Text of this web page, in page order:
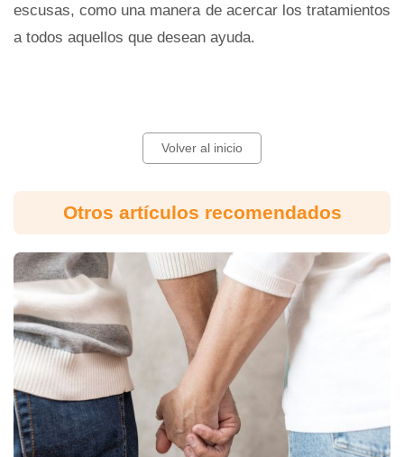
escusas, como una manera de acercar los tratamientos
a todos aquellos que desean ayuda.
Volver al inicio
Otros artículos recomendados